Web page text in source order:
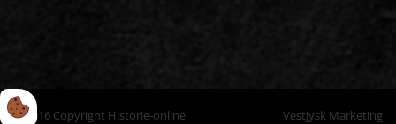
© 2016 Copyright Historie-online Vestjysk Marketing